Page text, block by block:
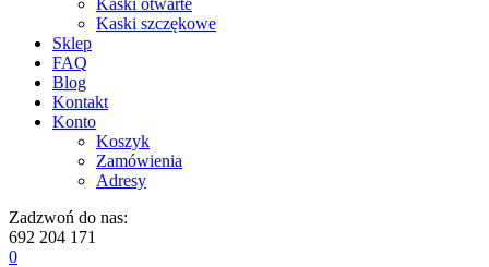
Kaski szczękowe
Sklep
FAQ
Blog
Kontakt
Konto
Koszyk
Zamówienia
Adresy
Zadzwoń do nas:
692 204 171
0